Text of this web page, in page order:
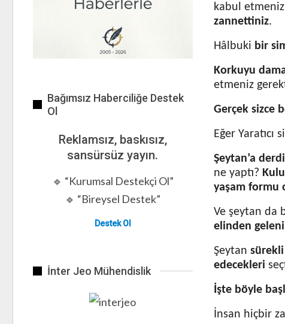
kabul
zannettiniz.
Hâlbuki bir
Korkuyu
etmeniz
Gerçek sizce
Eğer
Şeytan’a
ne yaptı?
yaşam formu
Ve şeytan da
elinden
Şeytan sürekli
edecekleri
İşte böyle
İnsan hiçbir
Bağımsız Haberciliğe Destek
Ol
Reklamsız, baskısız,
sansürsüz yayın.
🔹 “Kurumsal Destekçi Ol”
🔹 “Bireysel Destek”
Destek Ol
İnter Jeo Mühendislik